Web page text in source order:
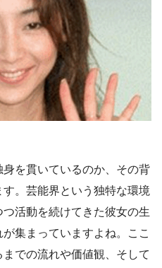
を貫いているのか、その背
。芸能界という独特な環境
活動を続けてきた彼女の生
集まっていますよね。ここ
での流れや価値観、そして